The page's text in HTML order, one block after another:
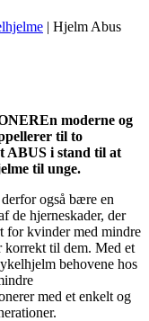
| Hjelm Abus
En moderne og
til to
ABUS i stand til at
til unge.
også bære en
de hjerneskader, der
for kvinder med mindre
korrekt til dem. Med et
behovene hos
med et enkelt og